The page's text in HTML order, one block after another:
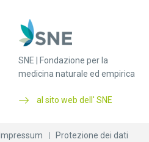
SNE | Fondazione per la
medicina naturale ed empirica
al sito web dell' SNE
Impressum Protezione dei dati